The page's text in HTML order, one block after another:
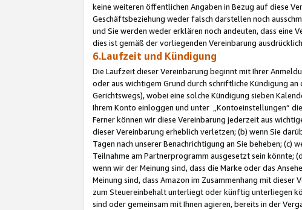
keine weiteren öffentlichen Angaben in Bezug auf diese
Geschäftsbeziehung weder falsch darstellen noch
und Sie werden weder erklären noch andeuten, dass eine
dies ist gemäß der vorliegenden Vereinbarung
6.Laufzeit und Kündigung
Die Laufzeit dieser Vereinbarung beginnt mit Ihrer
oder aus wichtigem Grund durch schriftliche Kündigung
Gerichtswegs), wobei eine solche Kündigung sieben
Ihrem Konto einloggen und unter „Kontoeinstellungen“
Ferner können wir diese Vereinbarung jederzeit aus
dieser Vereinbarung erheblich verletzen; (b) wenn Sie
Tagen nach unserer Benachrichtigung an Sie beheben;
Teilnahme am Partnerprogramm ausgesetzt sein könnte;
wenn wir der Meinung sind, dass die Marke oder das
Meinung sind, dass Amazon im Zusammenhang mit
zum Steuereinbehalt unterliegt oder künftig unterliegen
sind oder gemeinsam mit Ihnen agieren, bereits in der